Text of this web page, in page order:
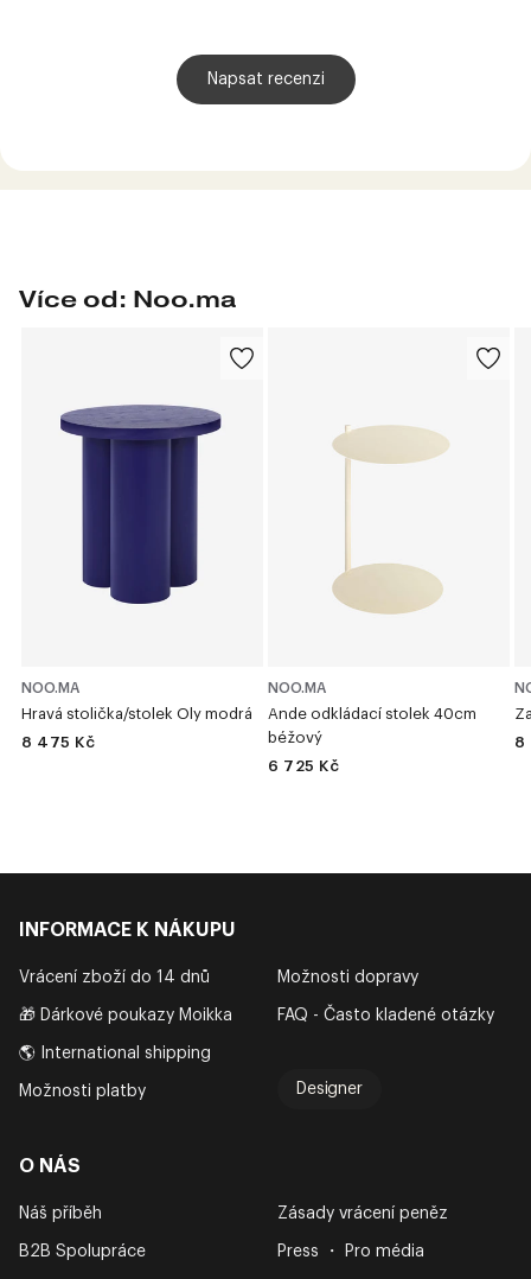
Napsat recenzi
Více od: Noo.ma
NOO.MA
Hravá stolička/stolek Oly modrá
8 475 Kč
NOO.MA
Ande odkládací stolek 40cm
béžový
6 725 Kč
8
INFORMACE K NÁKUPU
Vrácení zboží do 14 dnů
🎁 Dárkové poukazy Moikka
🌎 International shipping
Možnosti platby
Možnosti dopravy
FAQ - Často kladené otázky
Designer
O NÁS
Náš příběh
B2B Spolupráce
Zásady vrácení peněz
Press ・ Pro média